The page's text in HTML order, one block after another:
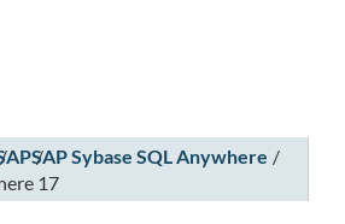
SAP Sybase SQL Anywhere
17